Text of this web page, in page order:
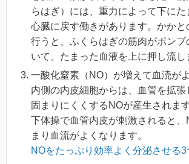
らはぎ）には、重力によって下にた
心臓に戻す働きがあります。かかと
行うと、ふくらはぎの筋肉がポンプ
いて、たまった血液を上に押し流し
一酸化窒素（NO）が増えて血涜が
内側の内皮細胞からは、血管を拡張
固まりにくくするNOが産生されま
下体操で血管内皮が刺激されると、
まり血流がよくなります。
NOをたっぷり効率よく分泌させる